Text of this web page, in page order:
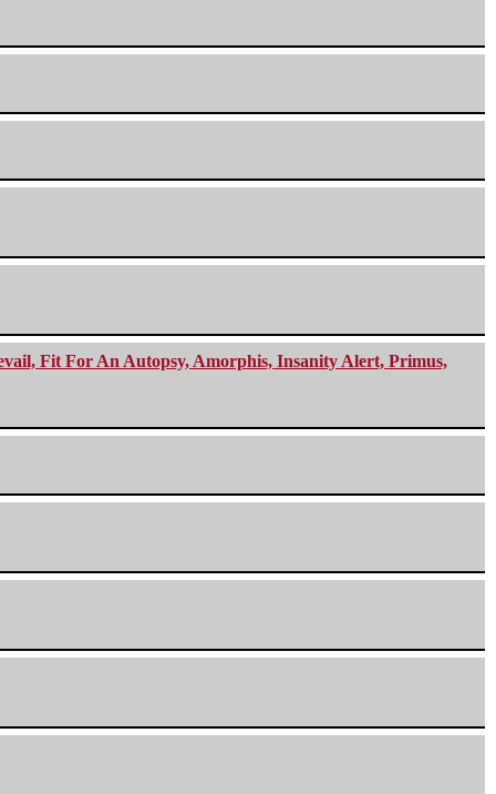
Fit For An Autopsy, Amorphis, Insanity Alert, Primus,